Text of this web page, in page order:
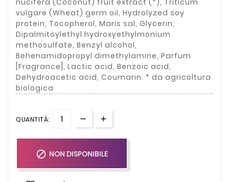
nucifera (Coconut) fruit extract (*), Triticum
vulgare (Wheat) germ oil, Hydrolyzed soy
protein, Tocopherol, Maris sal, Glycerin,
Dipalmitoylethyl hydroxyethylmonium
methosulfate, Benzyl alcohol,
Behenamidopropyl dimethylamine, Parfum
[Fragrance], Lactic acid, Benzoic acid,
Dehydroacetic acid, Coumarin. * da agricoltura
biologica
QUANTITÀ:
 NON DISPONIBILE